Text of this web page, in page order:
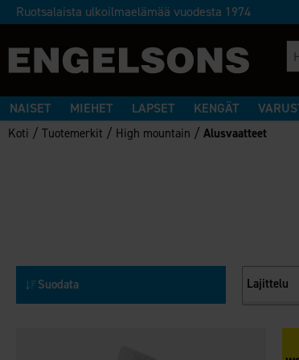
Ruotsalaista ulkoilmaelämää vuodesta 1974
NAISET MIEHET LAPSET KENGÄT
Koti /Tuotemerkit / High mountain /Alusvaatteet
Suodata Lajittelu